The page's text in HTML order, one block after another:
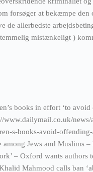
forsøger at bekæmpe den
de allerbedste
mistænkeligt )
books in effort ‘to avoid
www.dailymail.co.uk/news/
s-books-avoid-
Jews and Muslims –
– Oxford wants authors
Mahmood calls ban